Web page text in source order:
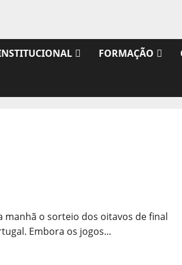
FORMAÇÃO
manhã o sorteio dos oitavos de final
Embora os jogos...